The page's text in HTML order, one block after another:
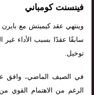
فينسنت كومباني
وينتهي عقد كيميتش مع
سابقًا عقدًا بسبب الأداء
توخيل.
في الصيف الماضي، وافق
الرغم من الاهتمام القوي